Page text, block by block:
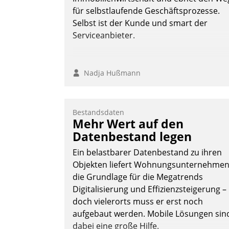
für selbstlaufende Geschäftsprozesse.
Selbst ist der Kunde und smart der
Serviceanbieter.
Nadja Hußmann
Bestandsdaten
Mehr Wert auf den
Datenbestand legen
Ein belastbarer Datenbestand zu ihren
Objekten liefert Wohnungsunternehmen
die Grundlage für die Megatrends
Digitalisierung und Effizienzsteigerung –
doch vielerorts muss er erst noch
aufgebaut werden. Mobile Lösungen
dabei eine große Hilfe.